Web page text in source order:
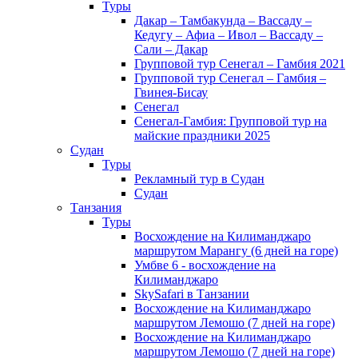
Туры
Дакар – Тамбакунда – Вассаду –
Кедугу – Афиа – Ивол – Вассаду –
Сали – Дакар
Групповой тур Сенегал – Гамбия 2021
Групповой тур Сенегал – Гамбия –
Гвинея-Бисау
Сенегал
Сенегал-Гамбия: Групповой тур на
майские праздники 2025
Судан
Туры
Рекламный тур в Cудан
Cудан
Танзания
Туры
Восхождение на Килиманджаро
маршрутом Марангу (6 дней на горе)
Умбве 6 - восхождение на
Килиманджаро
SkySafari в Танзании
Восхождение на Килиманджаро
маршрутом Лемошо (7 дней на горе)
Восхождение на Килиманджаро
маршрутом Лемошо (7 дней на горе)